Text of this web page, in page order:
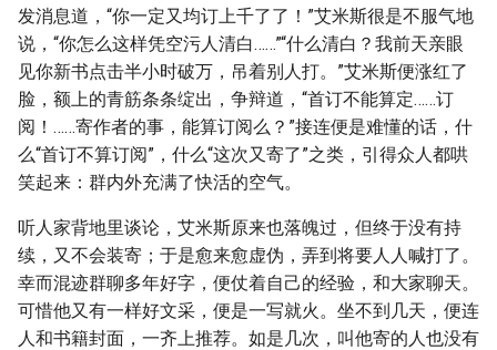
发消息道，“你一定又均订上千了了！”艾米斯很是不服气地
说，“你怎么这样凭空污人清白……”“什么清白？我前天亲眼
见你新书点击半小时破万，吊着别人打。”艾米斯便涨红了
脸，额上的青筋条条绽出，争辩道，“首订不能算定……订
阅！……寄作者的事，能算订阅么？”接连便是难懂的话，什
么“首订不算订阅”，什么“这次又寄了”之类，引得众人都哄
笑起来：群内外充满了快活的空气。
听人家背地里谈论，艾米斯原来也落魄过，但终于没有持
续，又不会装寄；于是愈来愈虚伪，弄到将要人人喊打了。
幸而混迹群聊多年好字，便仗着自己的经验，和大家聊天。
可惜他又有一样好文采，便是一写就火。坐不到几天，便连
人和书籍封面，一齐上推荐。如是几次，叫他寄的人也没有